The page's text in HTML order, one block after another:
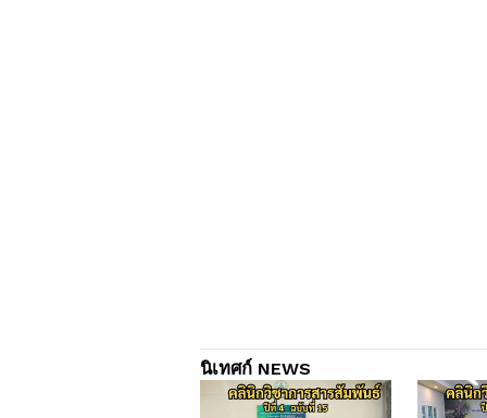
นิเทศก์ NEWS